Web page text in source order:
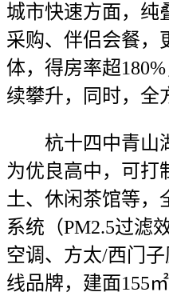
城市快速方面，纯
采购、伴侣会餐，
体，得房率超
续攀升，同时，全
杭十四中青山湖
为优良高中，可打
土、休闲茶馆等，
系统（PM2.5过滤
空调、方太/西门
线品牌，建面155